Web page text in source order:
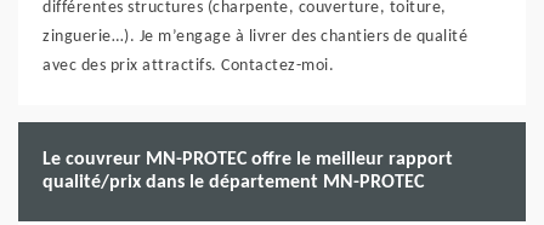
différentes structures (charpente, couverture, toiture,
zinguerie…). Je m’engage à livrer des chantiers de qualité
avec des prix attractifs. Contactez-moi.
Le couvreur MN-PROTEC offre le meilleur rapport
qualité/prix dans le département MN-PROTEC